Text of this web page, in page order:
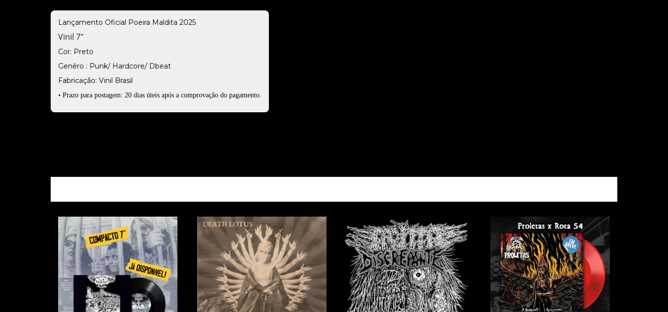
Lançamento Oficial Poeira Maldita 2025
Vinil 7"
Cor: Preto
Genêro : Punk/ Hardcore/ Dbeat
Fabricação: Vinil Brasil
• Prazo para postagem: 20 dias úteis após a comprovação do pagamento.